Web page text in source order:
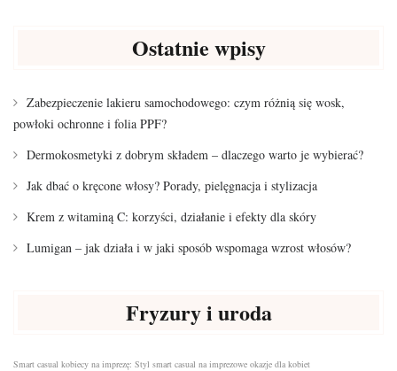
Ostatnie wpisy
Zabezpieczenie lakieru samochodowego: czym różnią się wosk,
powłoki ochronne i folia PPF?
Dermokosmetyki z dobrym składem – dlaczego warto je wybierać?
Jak dbać o kręcone włosy? Porady, pielęgnacja i stylizacja
Krem z witaminą C: korzyści, działanie i efekty dla skóry
Lumigan – jak działa i w jaki sposób wspomaga wzrost włosów?
Fryzury i uroda
Smart casual kobiecy na imprezę: Styl smart casual na imprezowe okazje dla kobiet